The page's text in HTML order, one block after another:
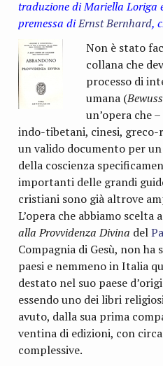
traduzione di Mariella Loriga
premessa diErnst Bernhard,
Non è stato
collana che
processo di
umana (
un’opera che
indo-tibetani, cinesi, greco-
un valido documento per
della coscienza
im­portanti delle grandi
cristiani sono già altrove
L’opera che abbiamo scelta
alla Provvidenza Divina del
Compagnia di Gesù, non
paesi e nemmeno in Italia
destato nel suo paese
essendo uno dei libri
avuto, dalla sua prima
ventina di edizioni, con
complessive.